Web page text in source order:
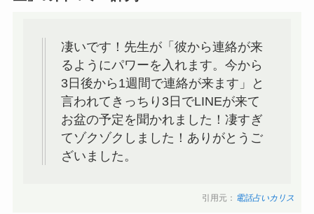
凄いです！先生が「彼から連絡が来
るようにパワーを入れます。今から
3日後から1週間で連絡が来ます」と
言われてきっちり3日でLINEが来て
お盆の予定を聞かれました！凄すぎ
てゾクゾクしました！ありがとうご
ざいました。
引用元： 電話占いカリス